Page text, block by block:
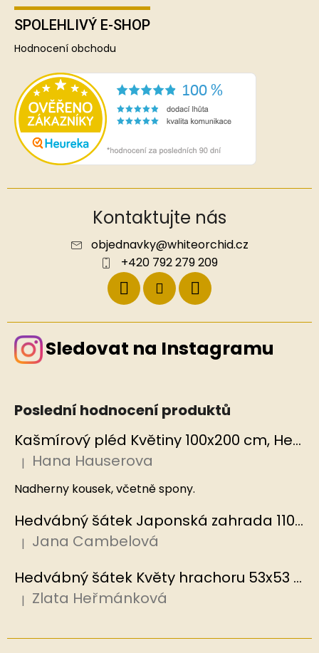
SPOLEHLIVÝ E-SHOP
Hodnocení obchodu
Kontaktujte nás
objednavky@whiteorchid.cz
+420 792 279 209
Sledovat na Instagramu
Poslední hodnocení produktů
Kašmírový pléd Květiny 100x200 cm, Hedvábný svět
Hodnocení produktu je 5 z 5 hvězdiček.
| Hana Hauserova
Nadherny kousek, včetně spony.
Hedvábný šátek Japonská zahrada 110x110 cm v dárkovém balení, HEDVÁBNÝ SVĚT
Hodnocení produktu je 5 z 5 hvězdiček.
| Jana Cambelová
Hedvábný šátek Květy hrachoru 53x53 cm v dárkovém balení, HEDVÁBNÝ SVĚT
Hodnocení produktu je 5 z 5 hvězdiček.
| Zlata Heřmánková